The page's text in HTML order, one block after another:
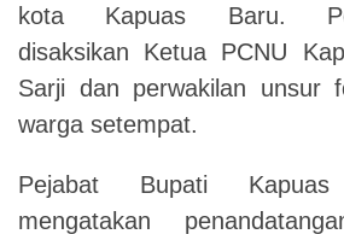
kota Kapuas Baru.
disaksikan Ketua PCNU
Sarji dan perwakilan unsur
warga setempat.
Pejabat Bupati
mengatakan